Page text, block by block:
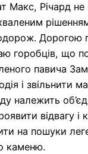
Макс, Річард
Дорогою
горобців, що
павича
і звільнити
належить
відвагу і
на пошуки
каменю.